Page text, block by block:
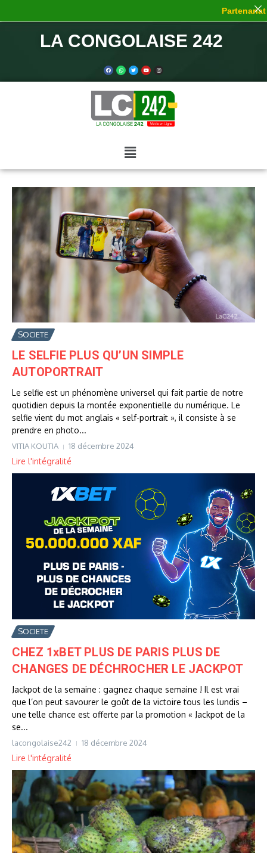
LA CONGOLAISE 242
SOCIETE
LE SELFIE PLUS QU’UN SIMPLE
AUTOPORTRAIT
Le selfie est un phénomène universel qui fait partie de notre
quotidien depuis la montée exponentielle du numérique. Le
selfie vient du mot anglais « self-portrait », il consiste à se
prendre en photo...
VITIA KOUTIA 18 décembre 2024
Lire l'intégralité
SOCIETE
CHEZ 1xBET PLUS DE PARIS PLUS DE
CHANGES DE DÉCHROCHER LE JACKPOT
Jackpot de la semaine : gagnez chaque semaine ! Il est vrai
que l’on peut savourer le goût de la victoire tous les lundis –
une telle chance est offerte par la promotion « Jackpot de la
se...
lacongolaise242 18 décembre 2024
Lire l'intégralité
Partenariat